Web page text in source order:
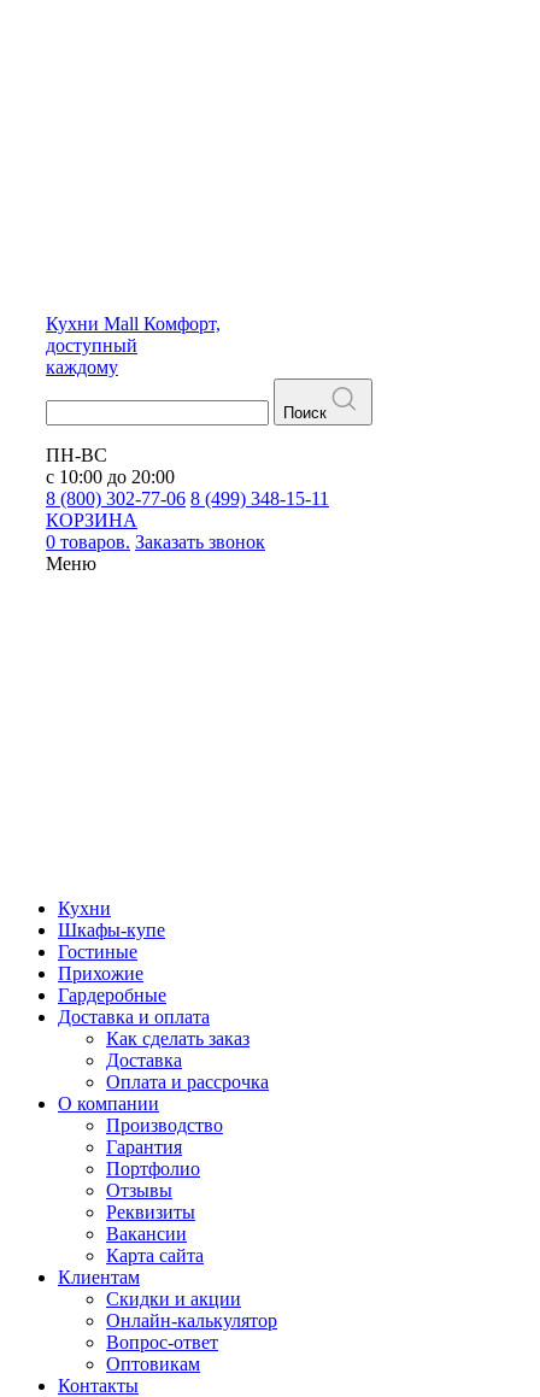
Кухни Mall Комфорт,
доступный
каждому
Поиск
ПН-ВС
с 10:00 до 20:00
8 (800) 302-77-06 8 (499) 348-15-11
КОРЗИНА
0 товаров. Заказать звонок
Меню
Кухни
Шкафы-купе
Гостиные
Прихожие
Гардеробные
Доставка и оплата
Как сделать заказ
Доставка
Оплата и рассрочка
О компании
Производство
Гарантия
Портфолио
Отзывы
Реквизиты
Вакансии
Карта сайта
Клиентам
Скидки и акции
Онлайн-калькулятор
Вопрос-ответ
Оптовикам
Контакты